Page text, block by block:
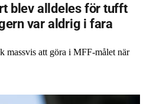
blev alldeles för tufft
var aldrig i fara
massvis att göra i MFF-målet när